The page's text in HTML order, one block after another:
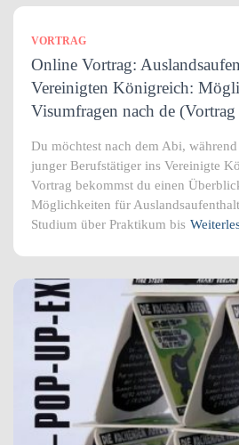
VORTRAG
Online Vortrag:
Vereinigten Königreich:
Visumfragen nach de
Du möchtest nach dem Abi,
junger Berufstätiger ins Vereinigte
Vortrag bekommst du einen
Möglichkeiten für
Studium über Praktikum bis